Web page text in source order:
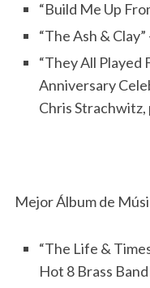
“Build Me Up
“The Ash &
“They All Played
Anniversary
Chris
Mejor Álbum de
“The Life &
Hot 8 Brass Band